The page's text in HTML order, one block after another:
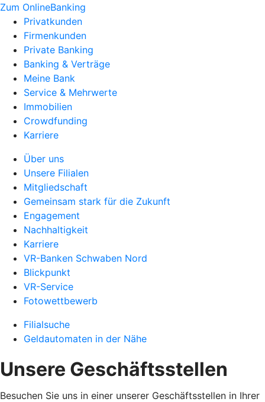
Zum OnlineBanking
Privatkunden
Firmenkunden
Private Banking
Banking & Verträge
Meine Bank
Service & Mehrwerte
Immobilien
Crowdfunding
Karriere
Über uns
Unsere Filialen
Mitgliedschaft
Gemeinsam stark für die Zukunft
Engagement
Nachhaltigkeit
Karriere
VR-Banken Schwaben Nord
Blickpunkt
VR-Service
Fotowettbewerb
Filialsuche
Geldautomaten in der Nähe
Unsere Geschäftsstellen
Besuchen Sie uns in einer unserer Geschäftsstellen in Ihrer